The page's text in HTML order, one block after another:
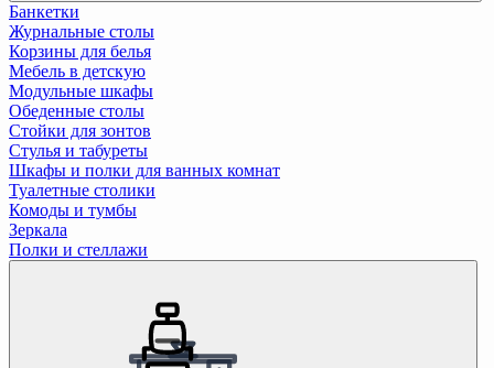
Банкетки
Журнальные столы
Корзины для белья
Мебель в детскую
Модульные шкафы
Обеденные столы
Стойки для зонтов
Стулья и табуреты
Шкафы и полки для ванных комнат
Туалетные столики
Комоды и тумбы
Зеркала
Полки и стеллажи